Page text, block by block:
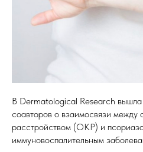
В Dermatological Research
соавторов о взаимосвязи
расстройством (ОКР) и
иммуновоспалительным